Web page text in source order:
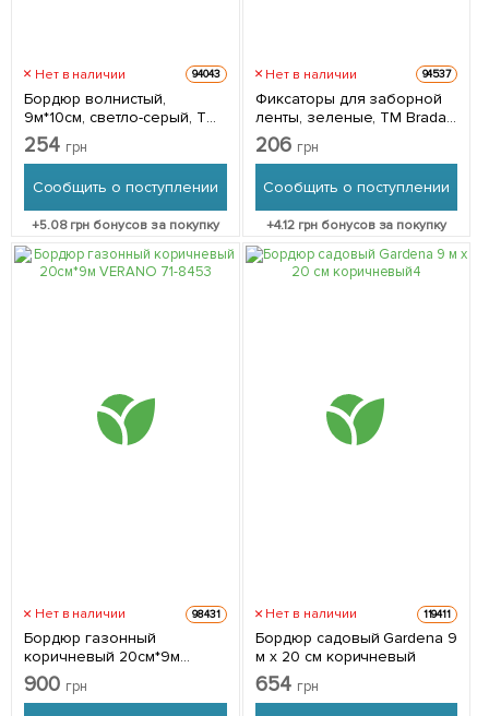
Нет в наличии 94043
Бордюр волнистый,
9м*10см, светло-серый, ТМ
Bradas OBFLGY 0910
254 грн
Сообщить о поступлении
+5.08грн бонусов за покупку
Нет в наличии 94537
Фиксаторы для заборной
ленты, зеленые, ТМ Bradas
TOBK1920GR
206 грн
Сообщить о поступлении
+4.12грн бонусов за покупку
Нет в наличии 98431
Бордюр газонный
коричневый 20см*9м
VERANO 71-845
900 грн
Нет в наличии 119411
Бордюр садовый Gardena 9
м х 20 см коричневый
654 грн